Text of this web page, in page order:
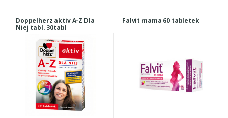
Doppelherz aktiv A-Z Dla
Niej tabl. 30tabl
Falvit mama 60 tabletek